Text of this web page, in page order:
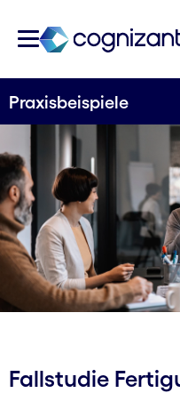
Praxisbeispiele
Fallstudie